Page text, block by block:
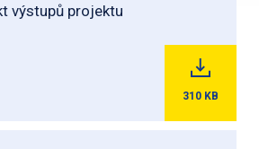
výstupů projektu
310 KB